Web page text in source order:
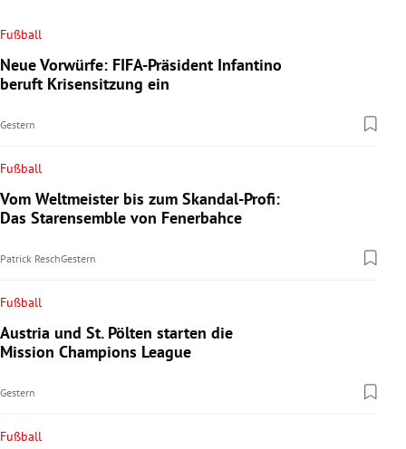
Fußball
Neue Vorwürfe: FIFA-Präsident Infantino
beruft Krisensitzung ein
Gestern
Fußball
Vom Weltmeister bis zum Skandal-Profi:
Das Starensemble von Fenerbahce
Patrick ReschGestern
Fußball
Austria und St. Pölten starten die
Mission Champions League
Gestern
Fußball